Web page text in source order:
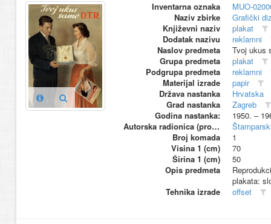
Inventarna oznaka
MUO-
Naziv zbirke
Grafički
Književni naziv
plakat
Dodatak nazivu
reklamni
Naslov predmeta
Tvoj ukus
Grupa predmeta
plakat
Podgrupa predmeta
reklamni
Materijal izrade
papir
Država nastanka
Hrvatska
Grad nastanka
Zagreb
Godina nastanka:
1950. –
Autorska radionica (proizvođač)
Broj komada
1
Visina 1 (cm)
70
Širina 1 (cm)
50
Opis predmeta
plakata:
Tehnika izrade
offset